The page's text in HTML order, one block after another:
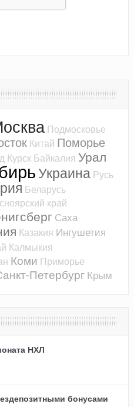
Подмосковье
Китай Поморье
Курск Байкалия Урал
Украина Русь
Беларусь
край
Саха
Казакия Ингушетия
Калмыкия
Коми Приморье
Петербург Крым
НХЛ
бонусами